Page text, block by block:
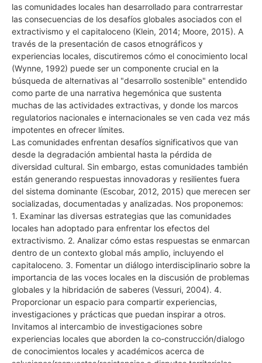
las comunidades locales han desarrollado para contrarrestar
las consecuencias de los desafíos globales asociados con el
extractivismo y el capitaloceno (Klein, 2014; Moore, 2015). A
través de la presentación de casos etnográficos y
experiencias locales, discutiremos cómo el conocimiento local
(Wynne, 1992) puede ser un componente crucial en la
búsqueda de alternativas al "desarrollo sostenible" entendido
como parte de una narrativa hegemónica que sustenta
muchas de las actividades extractivas, y donde los marcos
regulatorios nacionales e internacionales se ven cada vez más
impotentes en ofrecer límites.
Las comunidades enfrentan desafíos significativos que van
desde la degradación ambiental hasta la pérdida de
diversidad cultural. Sin embargo, estas comunidades también
están generando respuestas innovadoras y resilientes fuera
del sistema dominante (Escobar, 2012, 2015) que merecen ser
socializadas, documentadas y analizadas. Nos proponemos:
1. Examinar las diversas estrategias que las comunidades
locales han adoptado para enfrentar los efectos del
extractivismo. 2. Analizar cómo estas respuestas se enmarcan
dentro de un contexto global más amplio, incluyendo el
capitaloceno. 3. Fomentar un diálogo interdisciplinario sobre la
importancia de las voces locales en la discusión de problemas
globales y la hibridación de saberes (Vessuri, 2004). 4.
Proporcionar un espacio para compartir experiencias,
investigaciones y prácticas que puedan inspirar a otros.
Invitamos al intercambio de investigaciones sobre
experiencias locales que aborden la co-construcción/dialogo
de conocimientos locales y académicos acerca de